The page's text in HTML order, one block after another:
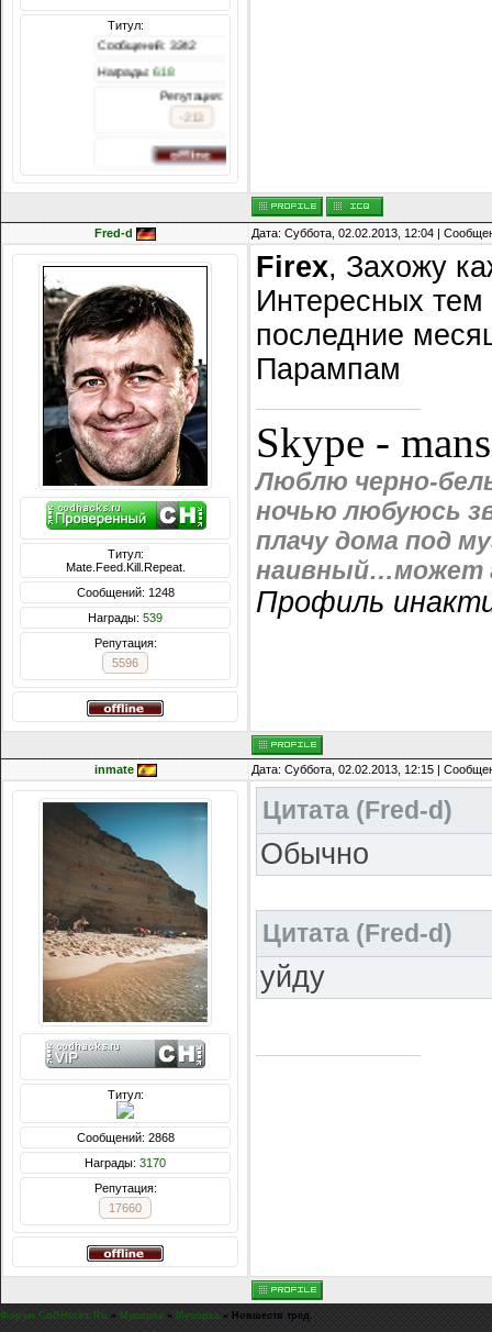
Титул:
Сообщений: 3242
Fred-d Дата: Суббота, 02.02.2013, 12:04 |
Титул:
Mate.Feed.Kill.Repeat.
Сообщений: 1248
Награды: 539
Репутация:
5596
Firex, Захожу
Интересных тем
последние
Парампам
Skype -
Люблю черно-
ночью любуюсь
плачу дома под
наивный…может
Профиль
inmate Дата: Суббота, 02.02.2013, 12:15 |
Титул:
Сообщений: 2868
Награды: 3170
Репутация:
17660
Цитата (Fred-d)
Обычно
Цитата (Fred-d)
уйду
Форум CoDHacks.Ru » Мусорка » Мусорка » Новшеств тред.